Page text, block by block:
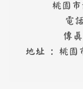
桃園
電
傳
地址 : 桃園